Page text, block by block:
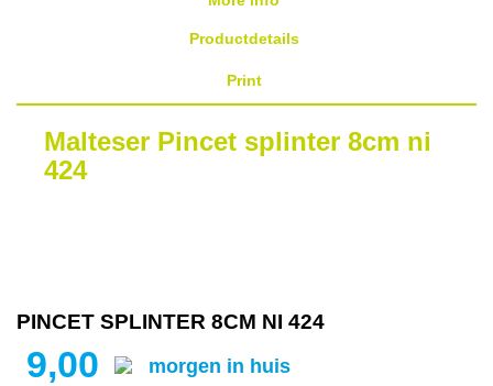
Productdetails
Print
Malteser Pincet splinter 8cm ni
424
PINCET SPLINTER 8CM NI 424
9,00 morgen in huis